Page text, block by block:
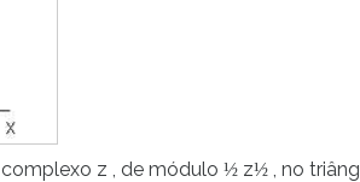
z , de módulo ½ z½ , no